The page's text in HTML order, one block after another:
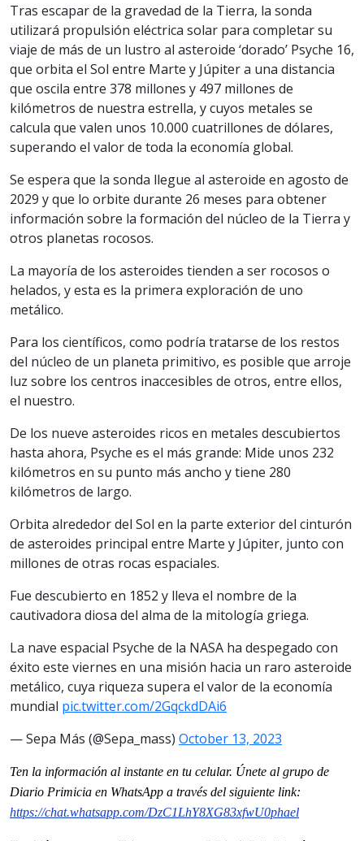
Tras escapar de la gravedad de la Tierra, la sonda
utilizará propulsión eléctrica solar para completar su
viaje de más de un lustro al asteroide ‘dorado’ Psyche 16,
que orbita el Sol entre Marte y Júpiter a una distancia
que oscila entre 378 millones y 497 millones de
kilómetros de nuestra estrella, y cuyos metales se
calcula que valen unos 10.000 cuatrillones de dólares,
superando el valor de toda la economía global.
Se espera que la sonda llegue al asteroide en agosto de
2029 y que lo orbite durante 26 meses para obtener
información sobre la formación del núcleo de la Tierra y
otros planetas rocosos.
La mayoría de los asteroides tienden a ser rocosos o
helados, y esta es la primera exploración de uno
metálico.
Para los científicos, como podría tratarse de los restos
del núcleo de un planeta primitivo, es posible que arroje
luz sobre los centros inaccesibles de otros, entre ellos,
el nuestro.
De los nueve asteroides ricos en metales descubiertos
hasta ahora, Psyche es el más grande: Mide unos 232
kilómetros en su punto más ancho y tiene 280
kilómetros de largo.
Orbita alrededor del Sol en la parte exterior del cinturón
de asteroides principal entre Marte y Júpiter, junto con
millones de otras rocas espaciales.
Fue descubierto en 1852 y lleva el nombre de la
cautivadora diosa del alma de la mitología griega.
La nave espacial Psyche de la NASA ha despegado con
éxito este viernes en una misión hacia un raro asteroide
metálico, cuya riqueza supera el valor de la economía
mundial pic.twitter.com/2GqckdDAi6
— Sepa Más (@Sepa_mass) October 13, 2023
Ten la información al instante en tu celular. Únete al grupo de
Diario Primicia en WhatsApp a través del siguiente link:
https://chat.whatsapp.com/DzC1LhY8XG83xfwU0phael